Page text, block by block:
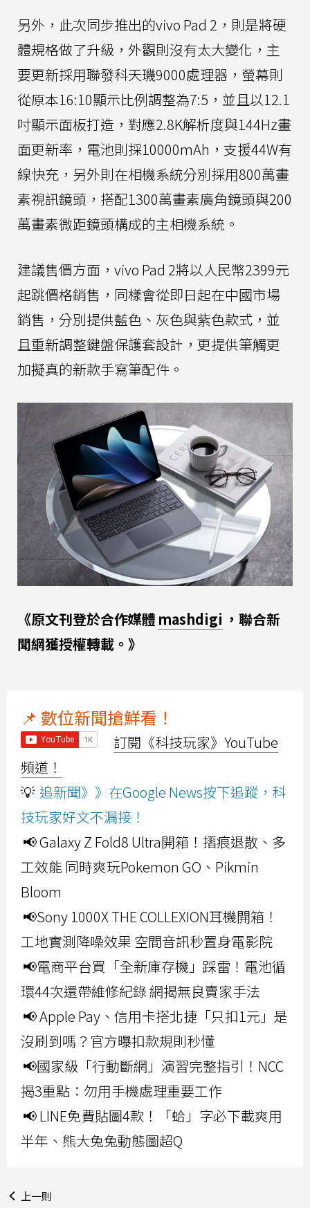
另外，此次同步推出的vivo Pad 2，則是將硬
體規格做了升級，外觀則沒有太大變化，主
要更新採用聯發科天璣9000處理器，螢幕則
從原本16:10顯示比例調整為7:5，並且以12.1
吋顯示面板打造，對應2.8K解析度與144Hz畫
面更新率，電池則採10000mAh，支援44W有
線快充，另外則在相機系統分別採用800萬畫
素視訊鏡頭，搭配1300萬畫素廣角鏡頭與200
萬畫素微距鏡頭構成的主相機系統。
建議售價方面，vivo Pad 2將以人民幣2399元
起跳價格銷售，同樣會從即日起在中國市場
銷售，分別提供藍色、灰色與紫色款式，並
且重新調整鍵盤保護套設計，更提供筆觸更
加擬真的新款手寫筆配件。
《原文刊登於合作媒體 mashdigi ，聯合新
聞網獲授權轉載。》
📌 數位新聞搶鮮看！
訂閱《科技玩家》YouTube
頻道！
💡 追新聞》》在Google News按下追蹤，科
技玩家好文不漏接！
📢 Galaxy Z Fold8 Ultra開箱！摺痕退散、多
工效能 同時爽玩Pokemon GO、Pikmin
Bloom
📢Sony 1000X THE COLLEXION耳機開箱！
工地實測降噪效果 空間音訊秒置身電影院
📢電商平台買「全新庫存機」踩雷！電池循
環44次還帶維修紀錄 網揭無良賣家手法
📢 Apple Pay、信用卡搭北捷「只扣1元」是
沒刷到嗎？官方曝扣款規則秒懂
📢國家級「行動斷網」演習完整指引！NCC
揭3重點：勿用手機處理重要工作
📢 LINE免費貼圖4款！「蛤」字必下載爽用
半年、熊大兔兔動態圖超Q
上一則